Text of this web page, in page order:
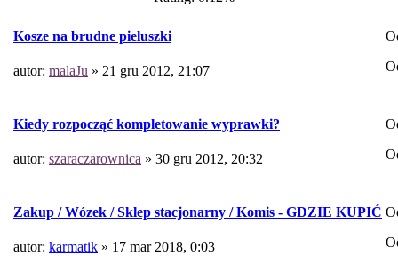
Kosze na brudne pieluszki
autor: malaJu » 21 gru 2012, 21:07
Kiedy rozpocząć kompletowanie wyprawki?
autor: szaraczarownica » 30 gru 2012, 20:32
Zakup / Wózek / Sklep stacjonarny / Komis - GDZIE KUPIĆ
autor: karmatik » 17 mar 2018, 0:03